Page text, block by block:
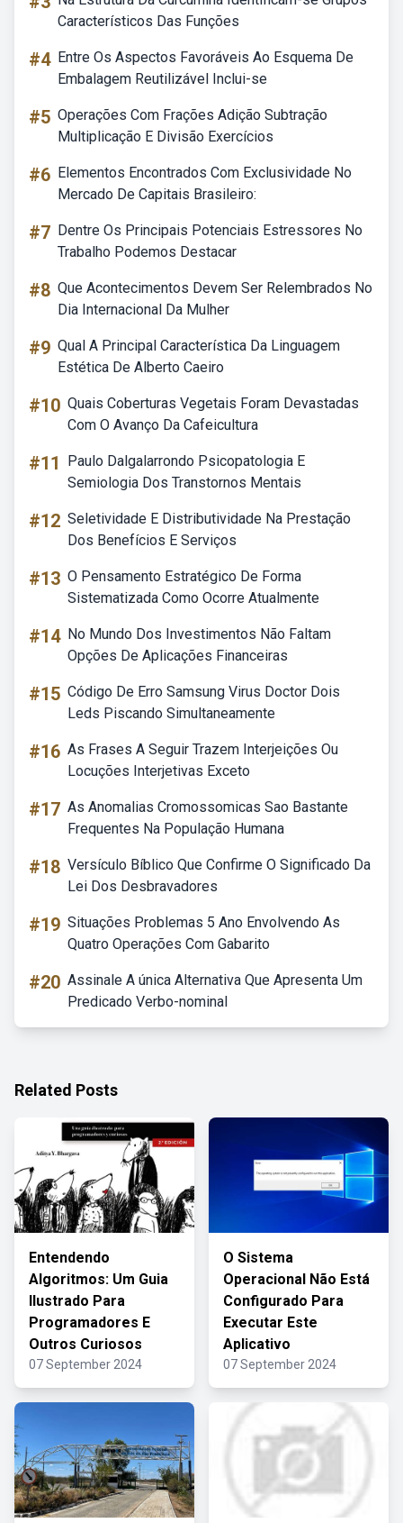
Característicos Das Funções
#4 Entre Os Aspectos Favoráveis Ao Esquema De
Embalagem Reutilizável Inclui-se
#5 Operações Com Frações Adição Subtração
Multiplicação E Divisão Exercícios
#6 Elementos Encontrados Com Exclusividade No
Mercado De Capitais Brasileiro:
#7 Dentre Os Principais Potenciais Estressores No
Trabalho Podemos Destacar
#8 Que Acontecimentos Devem Ser Relembrados No
Dia Internacional Da Mulher
#9 Qual A Principal Característica Da Linguagem
Estética De Alberto Caeiro
#10 Quais Coberturas Vegetais Foram Devastadas
Com O Avanço Da Cafeicultura
#11
Paulo Dalgalarrondo Psicopatologia E
Semiologia Dos Transtornos Mentais
#12 Seletividade E Distributividade Na Prestação
Dos Benefícios E Serviços
#13 O Pensamento Estratégico De Forma
Sistematizada Como Ocorre Atualmente
#14 No Mundo Dos Investimentos Não Faltam
Opções De Aplicações Financeiras
#15 Código De Erro Samsung Virus Doctor Dois
Leds Piscando Simultaneamente
#16 As Frases A Seguir Trazem Interjeições Ou
Locuções Interjetivas Exceto
#17 As Anomalias Cromossomicas Sao Bastante
Frequentes Na População Humana
#18 Versículo Bíblico Que Confirme O Significado Da
Lei Dos Desbravadores
#19 Situações Problemas 5 Ano Envolvendo As
Quatro Operações Com Gabarito
#20 Assinale A única Alternativa Que Apresenta Um
Predicado Verbo-nominal
Related Posts
Entendendo
Algoritmos: Um Guia
Ilustrado Para
Programadores E
Outros Curiosos
07 September 2024
O Sistema
Operacional Não Está
Configurado Para
Executar Este
Aplicativo
07 September 2024